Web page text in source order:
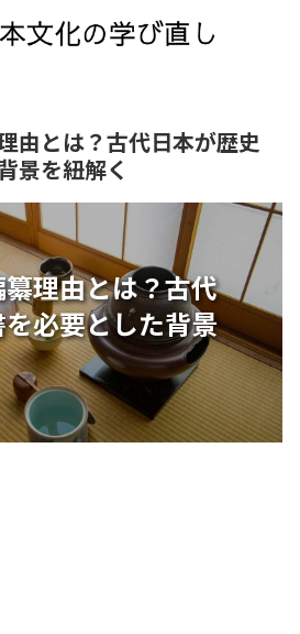
由とは？古代日本が歴史
景を紐解く
理由とは？古代
必要とした背景